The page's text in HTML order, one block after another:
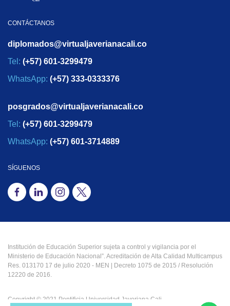
CONTÁCTANOS
diplomados@virtualjaverianacali.co
Tel: (+57) 601-3299479
WhatsApp: (+57) 333-0333376
posgrados@virtualjaverianacali.co
Tel: (+57) 601-3299479
WhatsApp: (+57) 601-3714889
SÍGUENOS
Institución de Educación Superior sujeta a control y vigilancia por el
Ministerio de Educación Nacional”. Acreditación de Alta Calidad Multicampus
Res. 013170 17 de julio 2020 - MEN | Decreto 1075 de 2015 / Resolución
12220 de 2016.
Copyright © 2021 Pontificia Universidad Javeriana Cali